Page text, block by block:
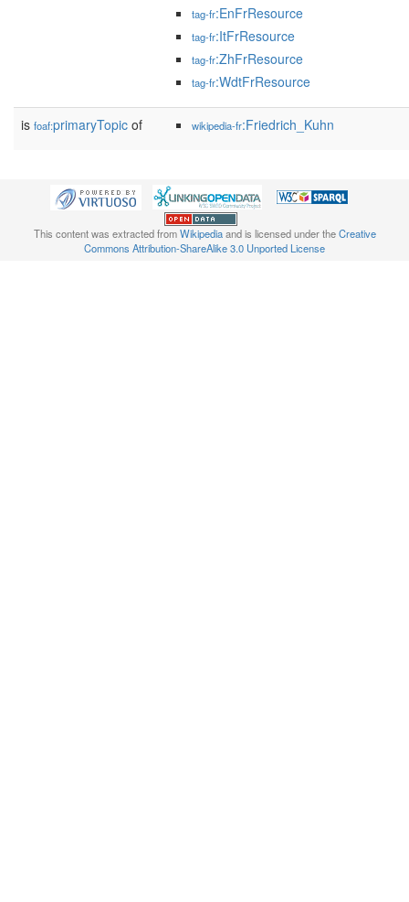
tag-fr:EnFrResource
tag-fr:ItFrResource
tag-fr:ZhFrResource
tag-fr:WdtFrResource
is foaf:primaryTopic of wikipedia-fr:Friedrich_Kuhn
This content was extracted fromWikipediaand is licensed under theCreative
Commons Attribution-ShareAlike 3.0 Unported License